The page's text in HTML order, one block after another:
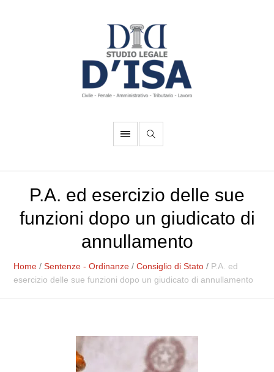
P.A. ed esercizio delle sue
funzioni dopo un giudicato di
annullamento
Home /Sentenze - Ordinanze /Consiglio di Stato / P.A. ed
esercizio delle sue funzioni dopo un giudicato di annullamento